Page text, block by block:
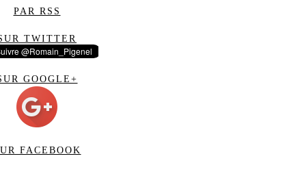
PAR RSS
TWITTER
GOOGLE+
FACEBOOK